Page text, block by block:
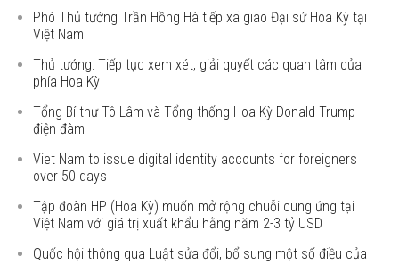
Phó Thủ tướng Trần Hồng Hà tiếp xã giao Đại sứ Hoa Kỳ tại
Việt Nam
Thủ tướng: Tiếp tục xem xét, giải quyết các quan tâm của
phía Hoa Kỳ
Tổng Bí thư Tô Lâm và Tổng thống Hoa Kỳ Donald Trump
điện đàm
Viet Nam to issue digital identity accounts for foreigners
over 50 days
Tập đoàn HP (Hoa Kỳ) muốn mở rộng chuỗi cung ứng tại
Việt Nam với giá trị xuất khẩu hằng năm 2-3 tỷ USD
Quốc hội thông qua Luật sửa đổi, bổ sung một số điều của